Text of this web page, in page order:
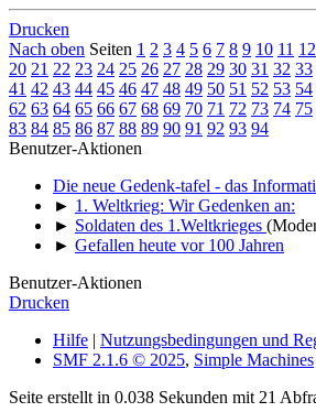
Drucken
Nach oben Seiten 1 2 3 4 5 6 7 8 9 10 11 12
20 21 22 23 24 25 26 27 28 29 30 31 32 33
41 42 43 44 45 46 47 48 49 50 51 52 53 54
62 63 64 65 66 67 68 69 70 71 72 73 74 75
83 84 85 86 87 88 89 90 91 92 93 94
Benutzer-Aktionen
Die neue Gedenk-tafel - das
► 1. Weltkrieg: Wir Gedenken an:
► Soldaten des 1.Weltkrieges
► Gefallen heute vor 100 Jahren
Benutzer-Aktionen
Drucken
Hilfe | Nutzungsbedingungen und
SMF 2.1.6 © 2025, Simple Machines
Seite erstellt in 0.038 Sekunden mit 21